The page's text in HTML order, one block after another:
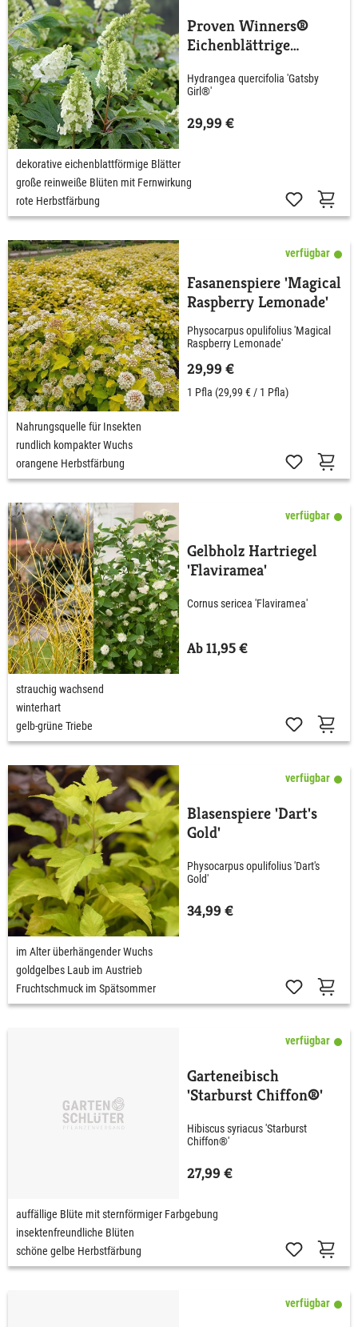
Proven Winners®
Eichenblättrige
Girl'
Hydrangea quercifolia 'Gatsby
Girl®'
29,99 €
dekorative eichenblattförmige Blätter
große reinweiße Blüten mit Fernwirkung
rote Herbstfärbung
verfügbar
Fasanenspiere 'Magical
Raspberry Lemonade'
Physocarpus opulifolius 'Magical
Raspberry Lemonade'
29,99 €
1 Pfla (29,99 € / 1 Pfla)
Nahrungsquelle für Insekten
rundlich kompakter Wuchs
orangene Herbstfärbung
verfügbar
Gelbholz Hartriegel
'Flaviramea'
Cornus sericea 'Flaviramea'
Ab 11,95 €
strauchig wachsend
winterhart
gelb-grüne Triebe
verfügbar
Blasenspiere 'Dart's
Gold'
Physocarpus opulifolius 'Dart's
Gold'
34,99 €
im Alter überhängender Wuchs
goldgelbes Laub im Austrieb
Fruchtschmuck im Spätsommer
verfügbar
Garteneibisch
'Starburst Chiffon®'
Hibiscus syriacus 'Starburst
Chiffon®'
27,99 €
auffällige Blüte mit sternförmiger Farbgebung
insektenfreundliche Blüten
schöne gelbe Herbstfärbung
verfügbar